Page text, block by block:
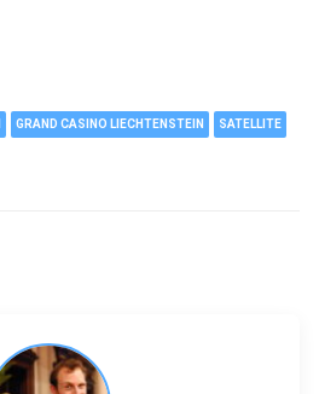
GRAND CASINO LIECHTENSTEIN SATELLITE